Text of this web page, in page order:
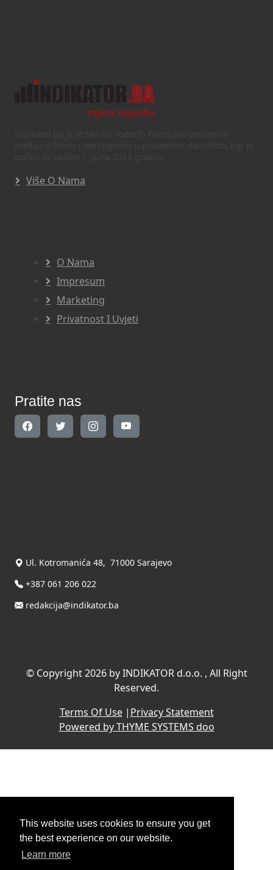
This website uses cookies to ensure you get
the best experience on our website.
Learn more
Više O Nama
O Nama
Impresum
Marketing
Privatnost I Uvjeti
Pratite nas
Ul. Kotromanića 48, 71000 Sarajevo
+387 061 206 022
redakcija@indikator.ba
© Copyright 2026 by INDIKATOR d.o.o. , All Right
Reserved.
Terms Of Use| Privacy Statement
Powered by THYME SYSTEMS doo